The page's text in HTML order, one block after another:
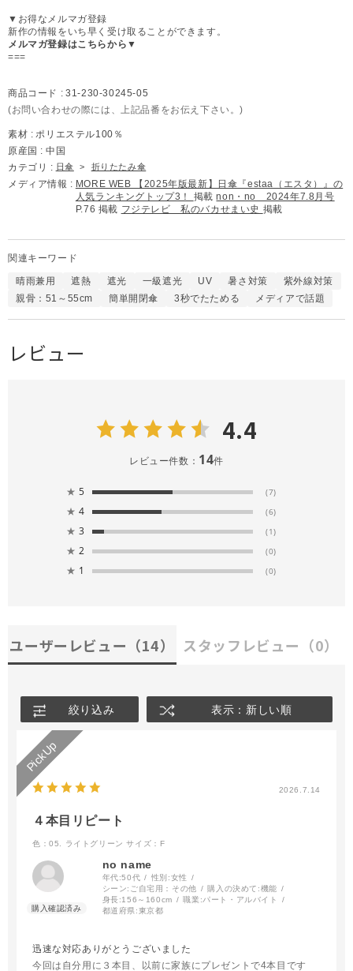
▼お得なメルマガ登録
新作の情報をいち早く受け取ることができます。
メルマガ登録はこちらから▼
===
商品コード : 31-230-30245-05
(お問い合わせの際には、上記品番をお伝え下さい。)
素材 : ポリエステル100％
原産国 : 中国
カテゴリ : 日傘 > 折りたたみ傘
メディア情報 : MORE WEB 【2025年版最新】日傘『estaa（エスタ）』の
人気ランキングトップ3！ 掲載non・no 2024年7.8月号
P.76 掲載 フジテレビ 私のバカせまい史 掲載
関連キーワード
晴雨兼用 遮熱 遮光 一級遮光 UV 暑さ対策
紫外線対策
親骨：51～55cm
簡単開閉傘 3秒でたためる メディアで話題
レビュー
4.4
レビュー件数： 14件
★ 5 (7)
★ 4 (6)
★ 3 (1)
★ 2 (0)
★ 1 (0)
ユーザーレビュー （14） スタッフレビュー （0）
絞り込み 表示：新しい順
2026.7.14
４本目リピート
色：05. ライトグリーン サイズ：F
no name
年代:50代 性別:女性
シーン: ご自宅用：その他 購入の決めて:機能
身長:156～160cm 職業:パート・アルバイト
都道府県:東京都
迅速な対応ありがとうございました
今回は自分用に３本目、以前に家族にプレゼントで4本目です